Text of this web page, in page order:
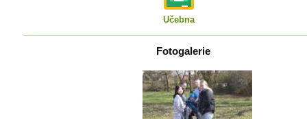
Učebna
Fotogalerie